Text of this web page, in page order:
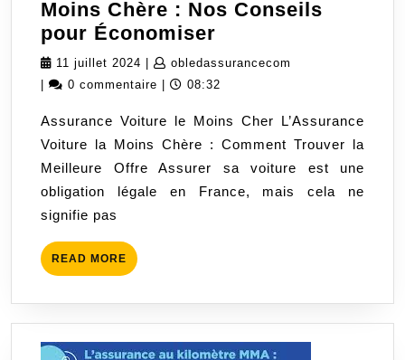
Moins Chère : Nos Conseils
pour Économiser
l’Assurance
Voiture
Moins
Chère
Nos
11 juillet 2024 11
juillet
obledassurancecom
0 commentaire 08:32
Assurance Voiture le Moins Cher L’Assurance
Voiture la Moins Chère : Comment Trouver la
Meilleure Offre Assurer sa voiture est une
obligation légale en France, mais cela ne
signifie pas
READ MORE READ
MORE